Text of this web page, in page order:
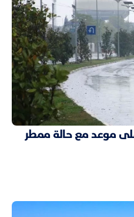
موعد مع حالة ممطر